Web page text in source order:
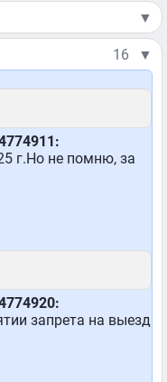
▼
16 ▼
г.Но не помню, за
запрета на выезд